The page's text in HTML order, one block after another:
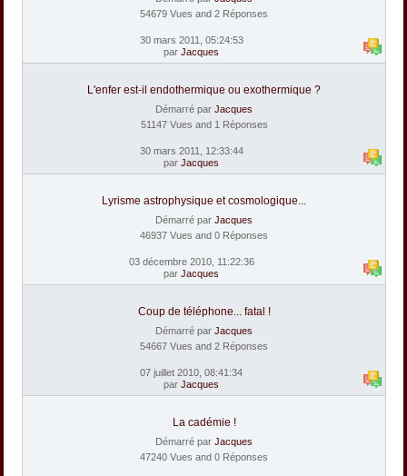
54679 Vues and 2 Réponses
30 mars 2011, 05:24:53
par Jacques
L'enfer est-il endothermique ou exothermique ?
Démarré par Jacques
51147 Vues and 1 Réponses
30 mars 2011, 12:33:44
par Jacques
Lyrisme astrophysique et cosmologique...
Démarré par Jacques
46937 Vues and 0 Réponses
03 décembre 2010, 11:22:36
par Jacques
Coup de téléphone... fatal !
Démarré par Jacques
54667 Vues and 2 Réponses
07 juillet 2010, 08:41:34
par Jacques
La cadémie !
Démarré par Jacques
47240 Vues and 0 Réponses